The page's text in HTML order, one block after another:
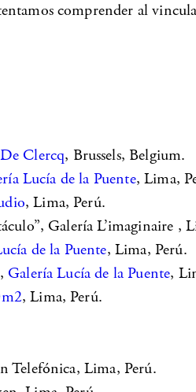
comprender al
Clercq, Brussels, Belgium.
Lucía de la Puente, Lima,
, Lima, Perú.
Galería L’imaginaire ,
de la Puente, Lima, Perú.
Galería Lucía de la Puente,
, Lima, Perú.
Telefónica, Lima, Perú.